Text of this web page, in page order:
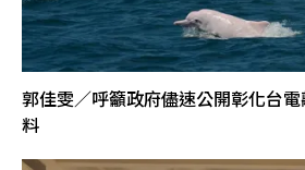
郭佳雯／呼籲政府儘速公開彰化台
料